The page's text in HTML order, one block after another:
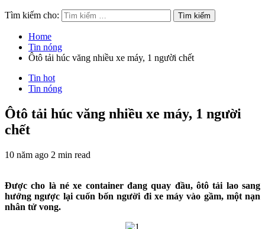
Tìm kiếm cho:
Home
Tin nóng
Ôtô tải húc văng nhiều xe máy, 1 người chết
Tin hot
Tin nóng
Ôtô tải húc văng nhiều xe máy, 1 người
chết
10 năm ago 2 min read
Được cho là né xe container đang quay đầu, ôtô tải lao sang
hướng ngược lại cuốn bốn người đi xe máy vào gầm, một nạn
nhân tử vong.